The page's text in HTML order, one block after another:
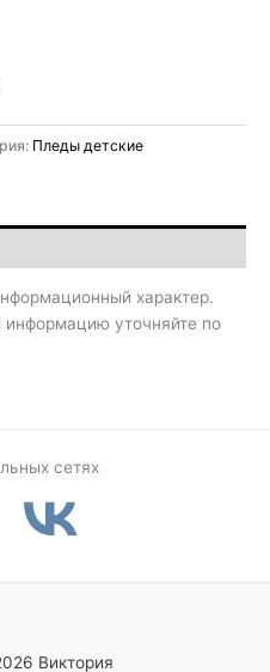
Пледы детские
характер.
уточняйте по
сетях
Виктория